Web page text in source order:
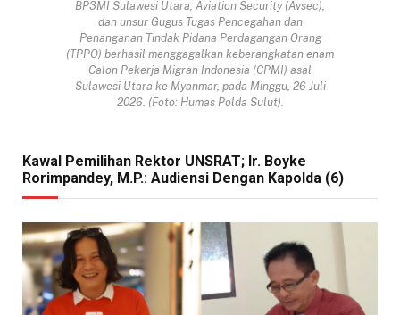
BP3MI Sulawesi Utara, Aviation Security (Avsec),
dan unsur Gugus Tugas Pencegahan dan
Penanganan Tindak Pidana Perdagangan Orang
(TPPO) berhasil menggagalkan keberangkatan enam
Calon Pekerja Migran Indonesia (CPMI) asal
Sulawesi Utara ke Myanmar, pada Minggu, 26 Juli
2026. (Foto: Humas Polda Sulut).
Kawal Pemilihan Rektor UNSRAT; Ir. Boyke
Rorimpandey, M.P.: Audiensi Dengan Kapolda (6)